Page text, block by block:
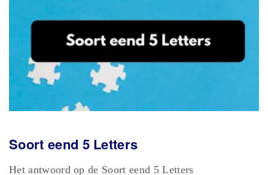
Soort eend 5 Letters
Het antwoord op de Soort eend 5 Letters